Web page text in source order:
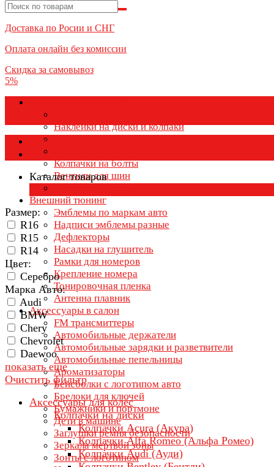
Доставка по Росии и СНГ
Оплата онлайн без комиссии
Скидка за самовывоз
5%
Наклейки на диски и колпаки
Колпаки на колеса
Колпачки на болты
Вентили для шин
Внешний тюнинг
Эмблемы по маркам авто
Надписи эмблемы разные
Дефлекторы
Насадки на глушитель
Рамки для номеров
Крепление номера
Тонировочная пленка
Антенна плавник
Аксессуары в салон
FM трансмиттеры
Автомобильные держатели
Автомобильные зарядки и разветвители
Автомобильные пепельницы
Ароматизаторы
Бейсболки с логотипом авто
Брелоки для ключей
Бумажники и портмоне
Дети в машине
Заглушки ремня безопасности
Зеркала мертвой зоны
Зонты с логотипом
Каталог товаров
Каталог товаров
Размер:
R16
R15
R14
Цвет:
Серебро
Марка Авто:
Audi
ВМW
Chery
Chevrolet
Daewoo
показать еще
Очистить фильтр
Аксессуары для колёс
Колпачки на диски
Колпачки Acura (Акура)
Колпачки Alfa Romeo (Альфа Ромео)
Колпачки Audi (Ауди)